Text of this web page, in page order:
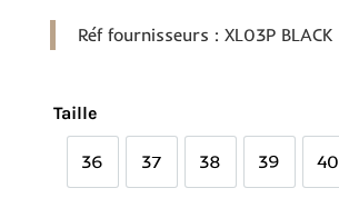
Réf fournisseurs : XL03P BLACK
Taille
36
36
37
37
38
38
39
39
40
40